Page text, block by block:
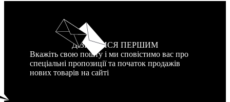
ДІЗНАТИСЯ ПЕРШИМ
Вкажіть свою пошту і ми сповістимо вас про
спеціальні пропозиції та початок продажів
нових товарів на сайті